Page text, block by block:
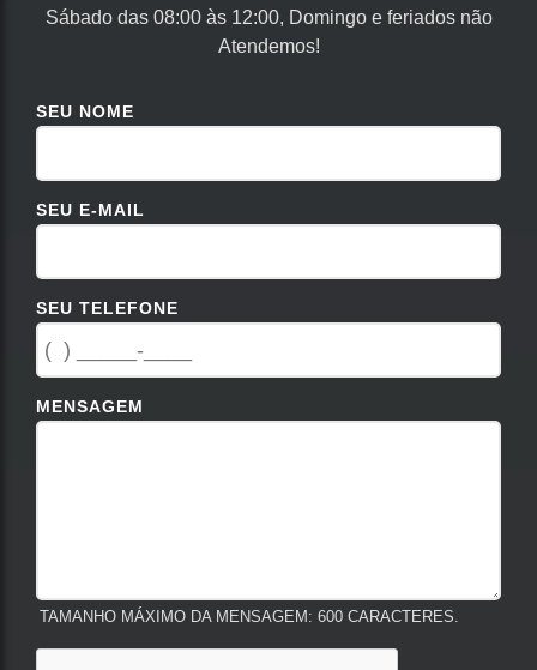
Sábado das 08:00 às 12:00, Domingo e feriados não
Atendemos!
SEU NOME
SEU E-MAIL
SEU TELEFONE
MENSAGEM
TAMANHO MÁXIMO DA MENSAGEM: 600 CARACTERES.